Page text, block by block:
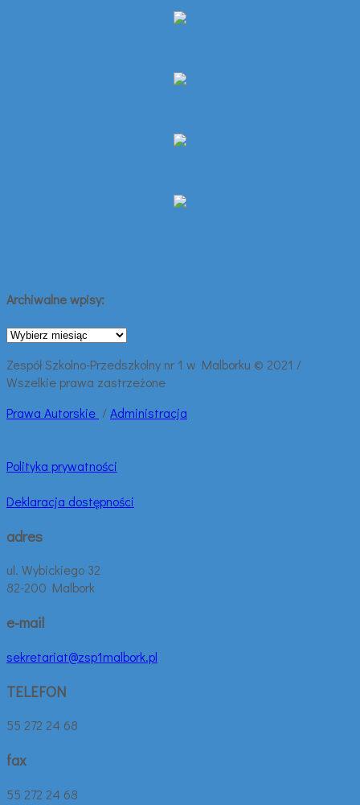
Archiwalne wpisy:
Archiwalne
Zespół Szkolno-Przedszkolny nr 1 w Malborku © 2021 /
Wszelkie prawa zastrzeżone
Prawa Autorskie /Administracja
Polityka prywatności
Deklaracja dostępności
adres
ul. Wybickiego 32
82-200 Malbork
e-mail
sekretariat@zsp1malbork.pl
TELEFON
55 272 24 68
fax
55 272 24 68